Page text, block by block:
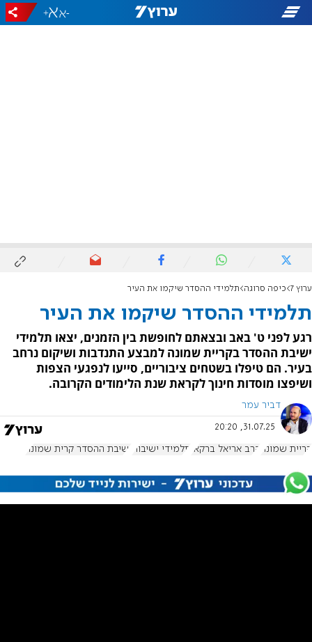
-
+
ערוץ 7 כיפה סרוגה תלמידי ההסדר שיקמו את העיר
תלמידי ההסדר שיקמו את העיר
רגע לפני ט' באב ובצאתם לחופשת בין הזמנים, יצאו תלמידי
ישיבת ההסדר בקריית שמונה למבצע התנדבות ושיקום נרחב
בעיר. הם טיפלו בשטחים ציבוריים, סייעו לנפגעי הצפות
ושיפצו מוסדות חינוך לקראת שנת הלימודים הקרובה.
דביר עמר
31.07.25, 20:20
קריית שמונה הרב אריאל ברקאי תלמידי ישיבות ישיבת ההסדר קרית שמונה